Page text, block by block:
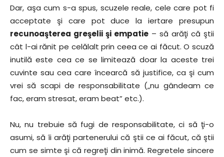
Dar, aşa cum s-a spus, scuzele reale, cele care pot fi
acceptate şi care pot duce la iertare presupun
recunoaşterea greşelii şi empatie – să arăţi că ştii
cât l-ai rănit pe celălalt prin ceea ce ai făcut. O scuză
inutilă este cea ce se limitează doar la aceste trei
cuvinte sau cea care încearcă să justifice, ca şi cum
vrei să scapi de responsabilitate („nu gândeam ce
fac, eram stresat, eram beat” etc.).
Nu, nu trebuie să fugi de responsabilitate, ci să ţi-o
asumi, să îi arăţi partenerului că ştii ce ai făcut, că ştii
cum se simte şi că regreţi din inimă. Regretele sincere